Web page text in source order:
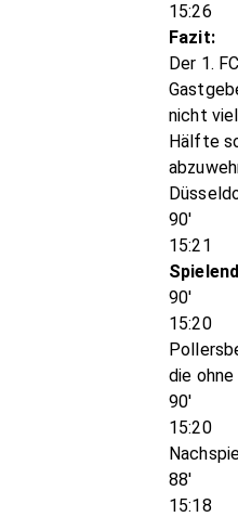
15:26
Fazit:
Der 1.
nicht
Hälfte
90'
15:21
90'
15:20
die
90'
15:20
88'
15:18